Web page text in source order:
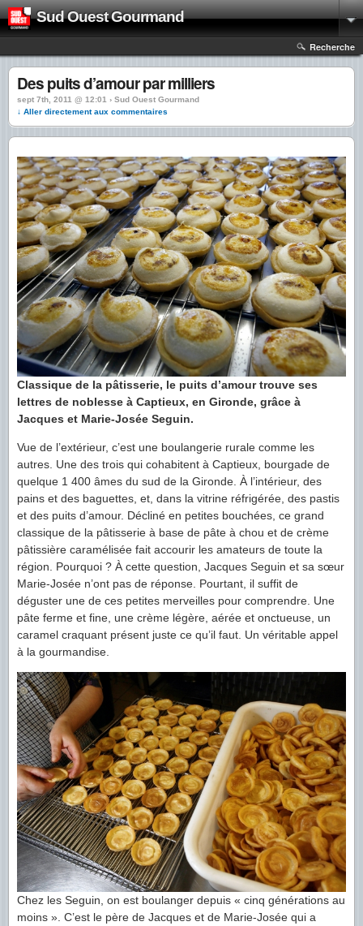
Sud Ouest Gourmand
Recherche
Des puits d’amour par milliers
sept 7th, 2011 @ 12:01 › Sud Ouest Gourmand
↓ Aller directement aux commentaires
Classique de la pâtisserie, le puits d’amour trouve ses
lettres de noblesse à Captieux, en Gironde, grâce à
Jacques et Marie-Josée Seguin.
Vue de l’extérieur, c’est une boulangerie rurale comme les
autres. Une des trois qui cohabitent à Captieux, bourgade de
quelque 1 400 âmes du sud de la Gironde. À l’intérieur, des
pains et des baguettes, et, dans la vitrine réfrigérée, des pastis
et des puits d’amour. Décliné en petites bouchées, ce grand
classique de la pâtisserie à base de pâte à chou et de crème
pâtissière caramélisée fait accourir les amateurs de toute la
région. Pourquoi ? À cette question, Jacques Seguin et sa sœur
Marie-Josée n’ont pas de réponse. Pourtant, il suffit de
déguster une de ces petites merveilles pour comprendre. Une
pâte ferme et fine, une crème légère, aérée et onctueuse, un
caramel craquant présent juste ce qu’il faut. Un véritable appel
à la gourmandise.
Chez les Seguin, on est boulanger depuis « cinq générations au
moins ». C’est le père de Jacques et de Marie-Josée qui a